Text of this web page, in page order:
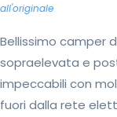
all'originale
Bellissimo camper
sopraelevata e
impeccabili con
fuori dalla rete